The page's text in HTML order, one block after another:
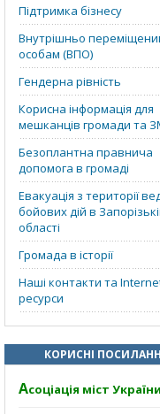
Підтримка бізнесу
Внутрішньо
особам (ВПО)
Гендерна рівність
Корисна інформація для
мешканців громади та
Безоплантна правнича
допомога в громаді
Евакуація з території
бойових дій в
області
Громада в історії
Наші контакти та
ресурси
КОРИСНІ
Асоціація міст України